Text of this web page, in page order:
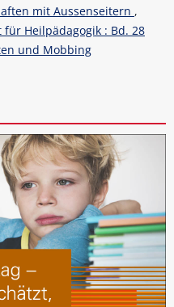
mit Aussenseitern ,
Heilpädagogik : Bd. 28
und Mobbing